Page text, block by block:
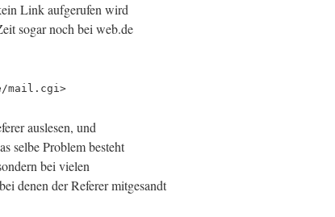
Link aufgerufen wird
sogar noch bei web.de
mail.cgi>
auslesen, und
selbe Problem besteht
bei vielen
denen der Referer mitgesandt